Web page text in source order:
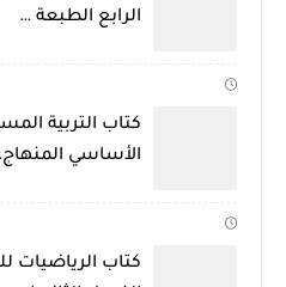
الرابع الطبعة …
كتاب التربية
الأساسي
كتاب الرياضيات